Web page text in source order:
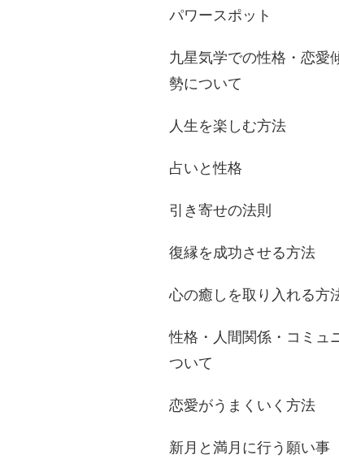
パワースポット
九星気学での性格・恋愛
勢について
人生を楽しむ方法
占いと性格
引き寄せの法則
復縁を成功させる方法
心の癒しを取り入れる方
性格・人間関係・コミュ
ついて
恋愛がうまくいく方法
新月と満月に行う願い事